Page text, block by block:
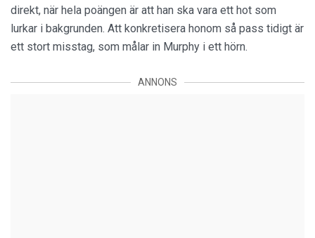
direkt, när hela poängen är att han ska vara ett hot som
lurkar i bakgrunden. Att konkretisera honom så pass tidigt är
ett stort misstag, som målar in Murphy i ett hörn.
ANNONS